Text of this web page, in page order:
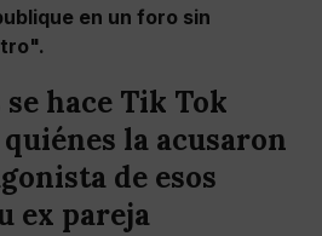
en un foro sin
hace Tik Tok
la acusaron
de esos
ex pareja